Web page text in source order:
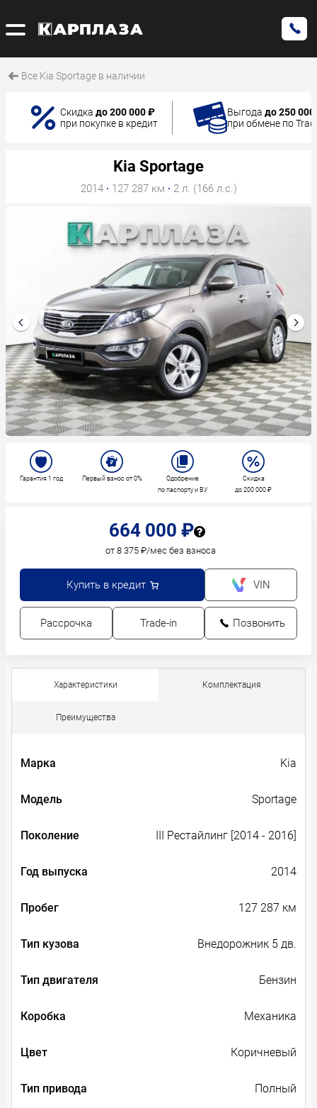
Все Kia Sportage в наличии
Скидка до 200 000 ₽
при покупке в кредит
Выгода до 250
при обмене по
664 000 ₽
от 8 375 ₽/мес без взноса
Купить в кредит VIN
Рассрочка Trade-in Позвонить
Гарантия 1 год Первый взнос от 0%
Одобрение
по паспорту и ВУ
Скидка
до 200 000 ₽
Kia Sportage
2014 · 127 287 км · 2 л. (166 л.с.)
Характеристики Комплектация
Преимущества
Марка Kia
Модель Sportage
Поколение III Рестайлинг [2014 - 2016]
Год выпуска 2014
Пробег 127 287 км
Тип кузова Внедорожник 5 дв.
Тип двигателя Бензин
Коробка Механика
Цвет Коричневый
Тип привода Полный